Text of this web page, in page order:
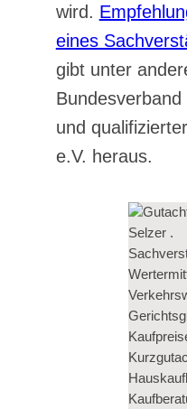
wird.
eines
gibt unter
und
e.V. heraus.